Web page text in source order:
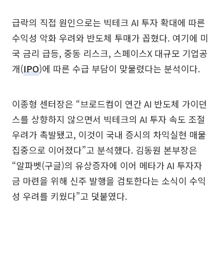
급락의 직접 원인으로는 빅테크 AI 투자 확대에 따른
수익성 악화 우려와 반도체 투매가 꼽혔다. 여기에 미
국 금리 급등, 중동 리스크, 스페이스X 대규모 기업공
개(IPO)에 따른 수급 부담이 맞물렸다는 분석이다.
이종형 센터장은 “브로드컴이 연간 AI 반도체 가이던
스를 상향하지 않으면서 빅테크의 AI 투자 속도 조절
우려가 촉발됐고, 이것이 국내 증시의 차익실현 매물
집중으로 이어졌다”고 분석했다. 김동원 본부장은
“알파벳(구글)의 유상증자에 이어 메타가 AI 투자자
금 마련을 위해 신주 발행을 검토한다는 소식이 수익
성 우려를 키웠다”고 덧붙였다.